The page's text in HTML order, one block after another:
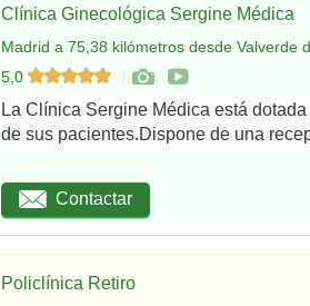
Clínica Ginecológica Sergine Médica
Madrid a 75,38 kilómetros desde Valverde
5,0
La Clínica Sergine Médica está
de sus pacientes.Dispone de una
Contactar
Policlínica Retiro